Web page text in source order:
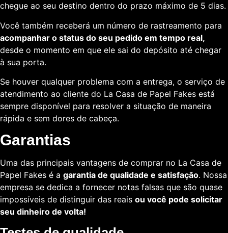
chegue ao seu destino dentro do prazo máximo de 5 dias.
Você também receberá um número de rastreamento para
acompanhar o status do seu pedido em tempo real,
desde o momento em que ele sai do depósito até chegar
à sua porta.
Se houver qualquer problema com a entrega, o serviço de
atendimento ao cliente do La Casa de Papel Fakes está
sempre disponível para resolver a situação de maneira
rápida e sem dores de cabeça.
Garantias
Uma das principais vantagens de comprar no La Casa de
Papel Fakes é a garantia de qualidade e satisfação. Nossa
empresa se dedica a fornecer notas falsas que são quase
impossíveis de distinguir das reais ou você pode solicitar
seu dinheiro de volta!